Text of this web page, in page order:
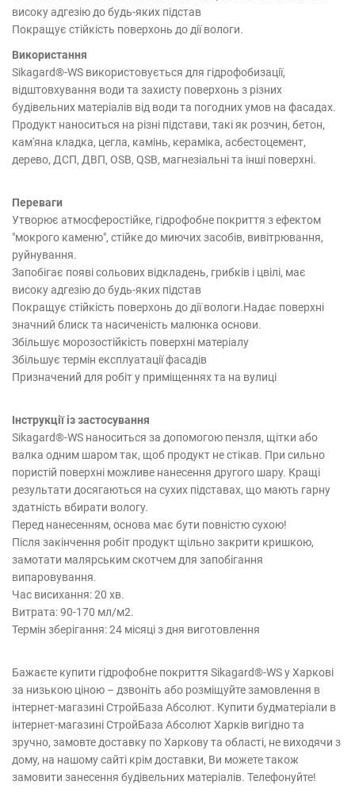
високу адгезію до будь-яких підстав
Покращує стійкість поверхонь до дії вологи.
Використання
Sikagard®-WS використовується для гідрофобизації,
відштовхування води та захисту поверхонь з різних
будівельних матеріалів від води та погодних умов на фасадах.
Продукт наноситься на різні підстави, такі як розчин, бетон,
кам'яна кладка, цегла, камінь, кераміка, асбестоцемент,
дерево, ДСП, ДВП, OSB, QSB, магнезіальні та інші поверхні.
Переваги
Утворює атмосферостійке, гідрофобне покриття з ефектом
"мокрого каменю", стійке до миючих засобів, вивітрювання,
руйнування.
Запобігає появі сольових відкладень, грибків і цвілі, має
високу адгезію до будь-яких підстав
Покращує стійкість поверхонь до дії вологи.Надає поверхні
значний блиск та насиченість малюнка основи.
Збільшує морозостійкість поверхні матеріалу
Збільшує термін експлуатації фасадів
Призначений для робіт у приміщеннях та на вулиці
Інструкції із застосування
Sikagard®-WS наноситься за допомогою пензля, щітки або
валка одним шаром так, щоб продукт не стікав. При сильно
пористій поверхні можливе нанесення другого шару. Кращі
результати досягаються на сухих підставах, що мають гарну
здатність вбирати вологу.
Перед нанесенням, основа має бути повністю сухою!
Після закінчення робіт продукт щільно закрити кришкою,
замотати малярським скотчем для запобігання
випаровування.
Час висихання: 20 хв.
Витрата: 90-170 мл/м2.
Термін зберігання: 24 місяці з дня виготовлення
Бажаєте купити гідрофобне покриття Sikagard®-WS у Харкові
за низькою ціною – дзвоніть або розміщуйте замовлення в
інтернет-магазині СтройБаза Абсолют. Купити будматеріали в
інтернет-магазині СтройБаза Абсолют Харків вигідно та
зручно, замовте доставку по Харкову та області, не виходячи з
дому, на нашому сайті крім доставки, Ви можете також
замовити занесення будівельних матеріалів. Телефонуйте!